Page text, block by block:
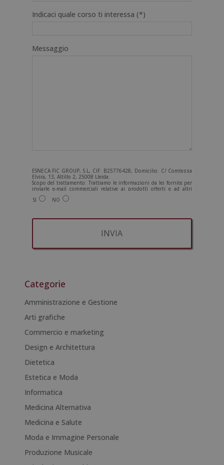
Indicaci quale corso ti interessa (*)
Messaggio
ESNECA FIC GROUP, S.L, CIF: B25776428, Domicilio: C/ Comtessa
Elvira, 13, Altillo 2, 25008 Lleida.
Scopo del trattamento: Trattiamo le informazioni da lei fornite per
inviarle e-mail commerciali relative ai prodotti offerti e ad altri
prodotti che potrebbero interessarla. Legittimazione del
trattamento: Consenso dell'interessato. Diritti: Può esercitare i
Per ulteriori informazioni, consulti la nostra Politica sulla privacy.
SI NO
e
r
n
t
i
:
Categorie
Amministrazione e Gestione
Arti grafiche
Commercio e marketing
Design e Architettura
Dietetica
Estetica e Moda
Informatica
Medicina Alternativa
Medicina e Salute
Moda e Immagine Personale
Produzione Musicale